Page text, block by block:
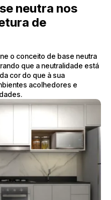
neutra nos
de
o conceito de base neutra
que a neutralidade está
cor do que à sua
acolhedores e